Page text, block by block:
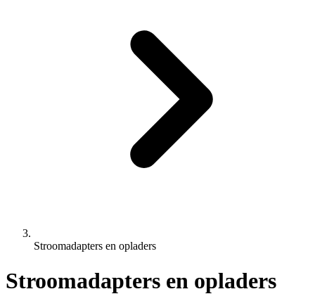
Stroomadapters en opladers
Stroomadapters en opladers